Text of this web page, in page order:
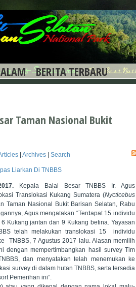
BERITA TERBARU
Taman Nasional Bukit
Archives Search
Liarkan Di TNBBS
Kepala Balai Besar TNBBS Ir. Agus
Translokasi Kukang Sumatera (Nycticebus
Taman Nasional Bukit Barisan Selatan, Rabu
Agus mengatakan “Terdapat 15 individu
Kukang jantan dan 9 Kukang betina. Yayasan
telah melakukan translokasi 15 individu
TNBBS, 7 Agustus 2017 lalu. Alasan memilih
dengan mempertimbangkan hasil survey Tim
dan menyatakan telah menemukan ke
survey di dalam hutan TNBBS, serta tersedia
Pemerihan ini”.